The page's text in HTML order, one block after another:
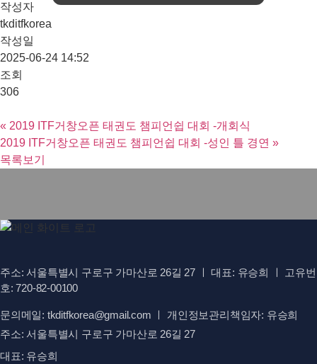
작성자
tkditfkorea
작성일
2025-06-24 14:52
조회
306
« 2019 ITF거창오픈 태권도 챔피언쉽 대회 -개회식
2019 ITF거창오픈 태권도 챔피언쉽 대회 -성인 틀 경연 »
목록보기
주소: 서울특별시 구로구 가마산로 26길 27 ㅣ 대표: 유승희 ㅣ 고유번
호: 720-82-00100
문의메일: tkditfkorea@gmail.com ㅣ 개인정보관리책임자: 유승희
주소: 서울특별시 구로구 가마산로 26길 27
대표: 유승희